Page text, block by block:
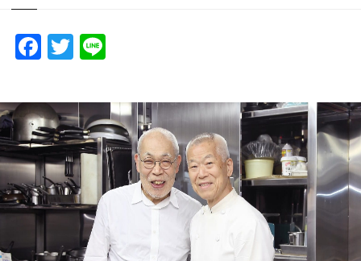
F
a
c
e
b
o
o
k
T
w
itt
er
e